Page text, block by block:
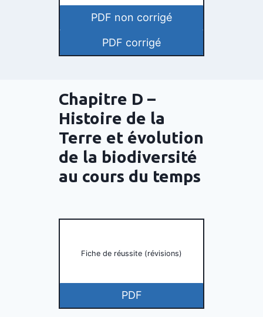
PDF non corrigé
PDF corrigé
Chapitre D –
Histoire de la
Terre et évolution
de la biodiversité
au cours du temps
Fiche de réussite (révisions)
PDF